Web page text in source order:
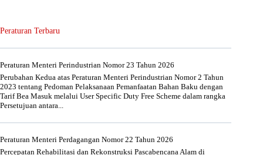
Peraturan Terbaru
Peraturan Menteri Perindustrian Nomor 23 Tahun 2026
Perubahan Kedua atas Peraturan Menteri Perindustrian Nomor 2 Tahun
2023 tentang Pedoman Pelaksanaan Pemanfaatan Bahan Baku dengan
Tarif Bea Masuk melalui User Specific Duty Free Scheme dalam rangka
Persetujuan antara...
Peraturan Menteri Perdagangan Nomor 22 Tahun 2026
Percepatan Rehabilitasi dan Rekonstruksi Pascabencana Alam di